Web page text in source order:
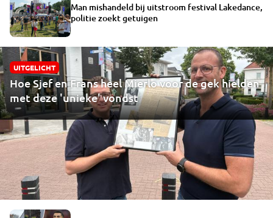
Man mishandeld bij uitstroom festival Lakedance,
politie zoekt getuigen
UITGELICHT
Hoe Sjef en Frans heel Mierlo voor de gek hielden
met deze 'unieke' vondst